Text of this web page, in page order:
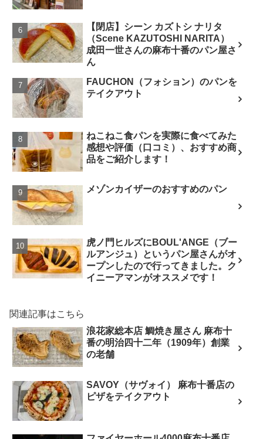
【閉店】シーン カズトシ ナリタ
（Scene KAZUTOSHI NARITA）
成田一世さんの麻布十番のパン屋さ
ん
FAUCHON（フォション）のパンを
テイクアウト
ねこねこ食パンを実際に食べてみた
感想や評価（口コミ）、おすすめ商
品をご紹介します！
メゾンカイザーのおすすめのパン
虎ノ門ヒルズにBOUL'ANGE（ブー
ルアンジュ）というパン屋さんがオ
ープンしたので行ってきました。ク
イニーアマンがオススメです！
関連記事はこちら
浪花家総本店 鯛焼き屋さん 麻布十
番の明治四十二年（1909年）創業
の老舗
SAVOY（サヴォイ） 麻布十番店の
ピザをテイクアウト